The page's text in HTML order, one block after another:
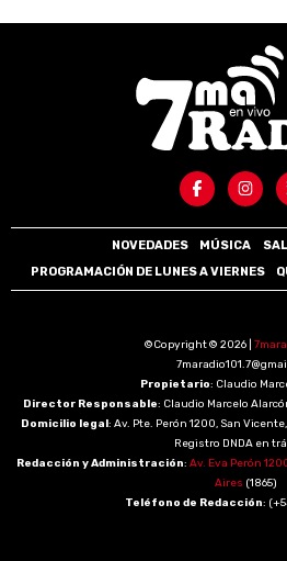
NOVEDADES MÚSICA
PROGRAMACIÓN DE LUNES A VIERNES
©Copyright © 2026 |
Propietario: Claudio
Director Responsable: Claudio Marcelo
Domicilio legal: Av. Pte. Perón 1200, San
Registro DNDA en
Redacción y Administración: Av. Eva Perón
Aires (1865)
Teléfono de Redacción: